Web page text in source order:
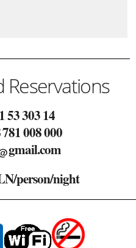
Reservations
303 14
008 000
gmail.com
person/night